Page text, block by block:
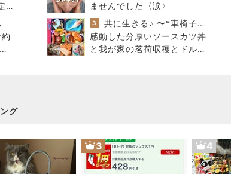
カ
ませんでした〈涙〉
3
共に生きる♪ 〜*車椅子の息子とお弁当の記録*〜
感動した分厚いソースカツ丼
と我が家の茗荷収穫とドルフ
グ
3 4